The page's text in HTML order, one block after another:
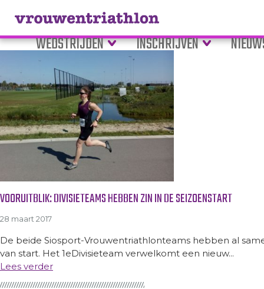
WEDSTRIJDEN INSCHRIJVEN
Tag Archive: ambitie
VOORUITBLIK: DIVISIETEAMS HEBBEN ZIN IN DE SEIZOENSTART
28 maart 2017
De beide Siosport-Vrouwentriathlonteams hebben al
van start. Het 1eDivisieteam verwelkomt een nieuw...
Lees verder